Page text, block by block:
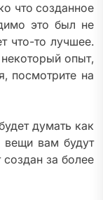
что созданное
это был не
что-то лучшее.
опыт,
посмотрите на
думать как
вещи вам будут
за более